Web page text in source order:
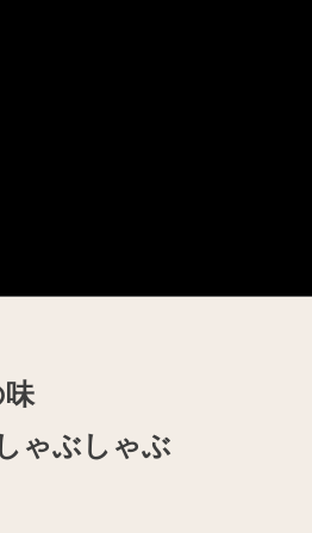
ゃぶしゃぶ